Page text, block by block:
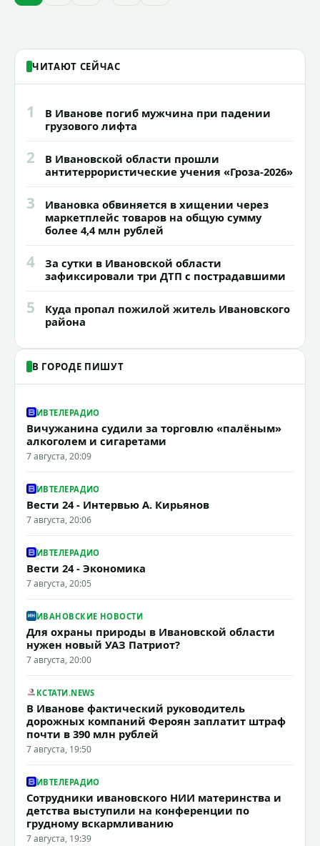
ЧИТАЮТ СЕЙЧАС
1
В Иванове погиб мужчина при падении
грузового лифта
2
В Ивановской области прошли
антитеррористические учения «Гроза-2026»
3
Ивановка обвиняется в хищении через
маркетплейс товаров на общую сумму
более 4,4 млн рублей
4
За сутки в Ивановской области
зафиксировали три ДТП с пострадавшими
5
Куда пропал пожилой житель Ивановского
района
В ГОРОДЕ ПИШУТ
ИВТЕЛЕРАДИО
Вичужанина судили за торговлю «палёным»
алкоголем и сигаретами
7 августа, 20:09
ИВТЕЛЕРАДИО
Вести 24 - Интервью А. Кирьянов
7 августа, 20:06
ИВТЕЛЕРАДИО
Вести 24 - Экономика
7 августа, 20:05
ИВАНОВСКИЕ НОВОСТИ
Для охраны природы в Ивановской области
нужен новый УАЗ Патриот?
7 августа, 20:00
КСТАТИ.NEWS
В Иванове фактический руководитель
дорожных компаний Фероян заплатит штраф
почти в 390 млн рублей
7 августа, 19:50
ИВТЕЛЕРАДИО
Сотрудники ивановского НИИ материнства и
детства выступили на конференции по
грудному вскармливанию
7 августа, 19:39